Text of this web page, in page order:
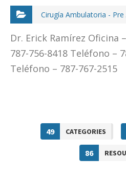
Cirugía Ambulatoria -
Dr. Erick Ramírez Oficina
787-756-8418 Teléfono –
Teléfono – 787-767-2515
49 CATEGORIES
86